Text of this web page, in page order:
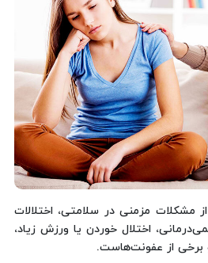
مشکلات مزمنی در سلامتی، اختلالات
اختلال خوردن یا ورزش زیاد،
و برخی از عفونت‌هاست.